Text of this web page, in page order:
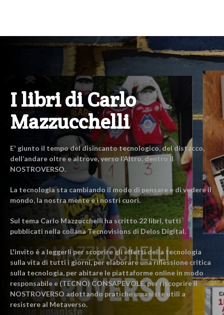
I libri di Carlo
Mazzucchelli
E' giunto il tempo del disincanto tecnologico, del distacco,
dell’andare oltre e altrove, verso l’Altro, dentro il
NOSTROVERSO.
La tecnologia sta cambiando il modo di pensare e di vedere il
mondo, la nostra mente e i nostri cuori.
Sul tema Carlo Mazzucchelli ha scritto 22 libri, tutti
pubblicati nella collana Tecnovisions di Delos Digital.
L'invito è a leggerli per scoprire gli effetti della tecnologia
sulla vita di tutti i giorni, per elaborare una riflessione critica
sulla tecnologia, per abitare le piattaforme online in modo
responsabile e (TECNO) CONSAPEVOLE, per riscoprire il
NOSTROVERSO adottando pratiche umaniste utili a
resistere al Metaverso.